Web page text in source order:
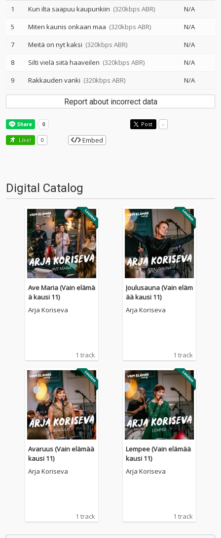
1 Kun ilta saapuu kaupunkiin (320kbps ABR)
N/A
5
Miten kaunis onkaan maa (320kbps ABR)
N/A
7
Meitä on nyt kaksi (320kbps ABR)
N/A
8
Silti vielä siitä haaveilen (320kbps ABR)
N/A
9
Rakkauden vanki (320kbps ABR) N/A
Report about incorrect data
Post -
Like! 0 Embed
Digital Catalog
Ave Maria (Vain elämä
ä kausi 11)
Arja Koriseva
1 track
Joulusauna (Vain eläm
ää kausi 11)
Arja Koriseva
1 track
Avaruus (Vain elämää
kausi 11)
Arja Koriseva
1 track
Lempee (Vain elämää
kausi 11)
Arja Koriseva
1 track